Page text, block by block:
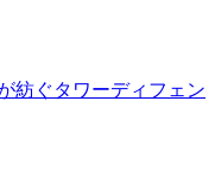
紡ぐタワーディフェン